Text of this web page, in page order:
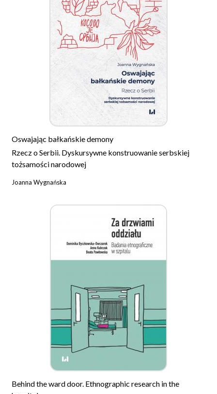
Oswajając bałkańskie demony
Rzecz o Serbii. Dyskursywne konstruowanie serbskiej
tożsamości narodowej
Joanna Wygnańska
Behind the ward door. Ethnographic research in the